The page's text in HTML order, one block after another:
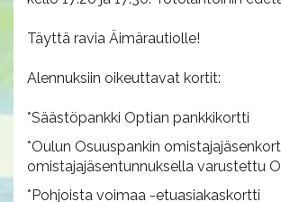
Täyttä ravia Äimärautiolle!
Alennuksiin oikeuttavat kortit:
*Säästöpankki Optian pankkikortti
*Oulun Osuuspankin
omistajajäsentunnuksella varustettu
*Pohjoista voimaa -etuasiakaskortti